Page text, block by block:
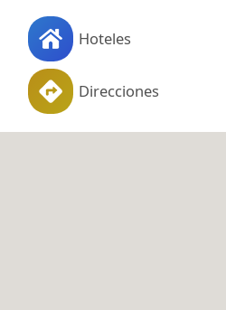
Hoteles
Direcciones